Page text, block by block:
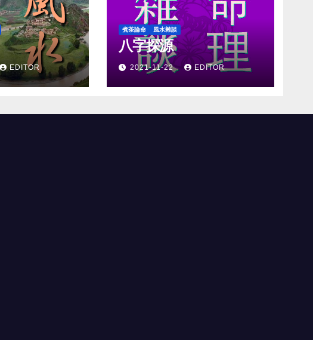
EDITOR
煮茶論命 風水雜談
八字探源
2021-11-22 EDITOR